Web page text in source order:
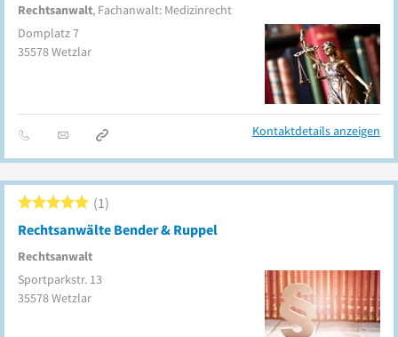
Rechtsanwalt, Fachanwalt: Medizinrecht
Domplatz 7
35578Wetzlar
Kontaktdetails anzeigen
Rechtsanwälte Bender & Ruppel
Rechtsanwalt
1
Sportparkstr. 13
35578Wetzlar